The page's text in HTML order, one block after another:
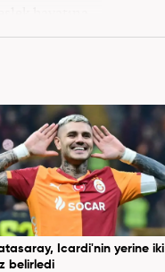
hayatına
ediyor.
Icardi'nin yerine iki
belirledi